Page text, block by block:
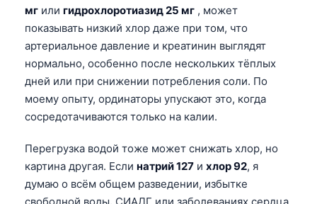
мг или гидрохлоротиазид 25 мг , может
показывать низкий хлор даже при том, что
артериальное давление и креатинин выглядят
нормально, особенно после нескольких тёплых
дней или при снижении потребления соли. По
моему опыту, ординаторы упускают это, когда
сосредотачиваются только на калии.
Перегрузка водой тоже может снижать хлор, но
картина другая. Если натрий 127 и хлор 92, я
думаю о всём общем разведении, избытке